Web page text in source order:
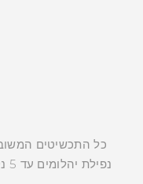
כל התכשיטים
נפילת יהלומים עד 5 נקודות ואבני חן עד חצי קארט לשנה.